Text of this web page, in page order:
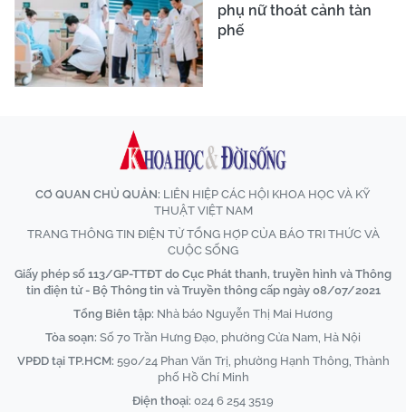
phụ nữ thoát cảnh tàn
phế
CƠ QUAN CHỦ QUẢN: LIÊN HIỆP CÁC HỘI KHOA HỌC VÀ KỸ
THUẬT VIỆT NAM
TRANG THÔNG TIN ĐIỆN TỬ TỔNG HỢP CỦA BÁO TRI THỨC VÀ
CUỘC SỐNG
Giấy phép số 113/GP-TTĐT do Cục Phát thanh, truyền hình và Thông
tin điện tử - Bộ Thông tin và Truyền thông cấp ngày 08/07/2021
Tổng Biên tập: Nhà báo Nguyễn Thị Mai Hương
Tòa soạn: Số 70 Trần Hưng Đạo, phường Cửa Nam, Hà Nội
VPĐD tại TP.HCM: 590/24 Phan Văn Trị, phường Hạnh Thông, Thành
phố Hồ Chí Minh
Điện thoại: 024 6 254 3519